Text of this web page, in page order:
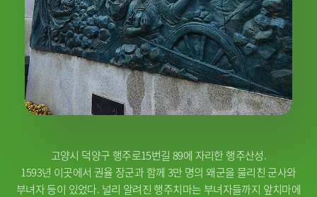
고양시 덕양구 행주로15번길 89에 자리한 행주산성.
1593년 이곳에서 권율 장군과 함께 3만 명의 왜군을 물리친 군사와
부녀자 등이 있었다. 널리 알려진 행주치마는 부녀자들까지 앞치마에